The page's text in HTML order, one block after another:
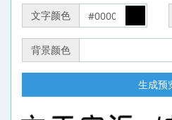
文字颜色
背景颜色
生成预